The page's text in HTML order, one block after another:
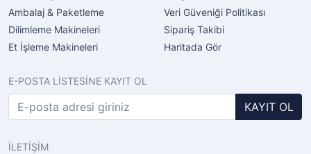
Ambalaj & Paketleme
Dilimleme Makineleri
Et İşleme Makineleri
Veri Güveniği Politikası
Sipariş Takibi
Haritada Gör
E-POSTA LİSTESİNE KAYIT OL
KAYIT OL
İLETİŞİM